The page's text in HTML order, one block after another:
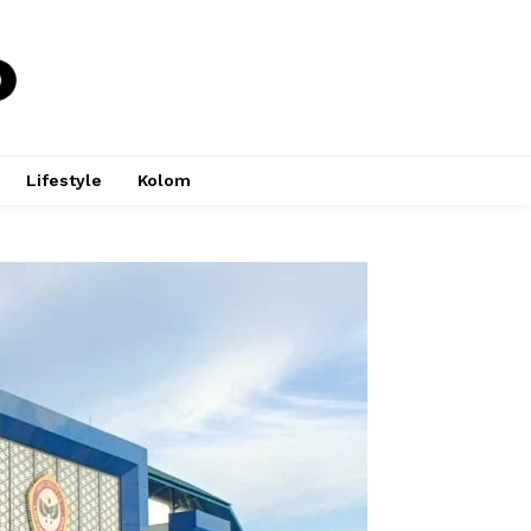
Lifestyle Kolom